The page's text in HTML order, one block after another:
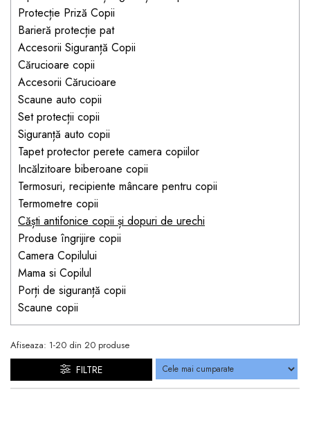
Produse de protecție
mobilier industrial
Bandă avertizare
Cărucioare copii
Accesorii Cărucioare
Set protecții copii
Scaune auto copii
Siguranță auto copii
Tapet protector perete
camera copiilor
Incălzitoare biberoane
copii
Termosuri, recipiente
mâncare pentru copii
Suzete bebe
Termometre copii
Căști antifonice copii și
dopuri de urechi
Produse îngrijire copii
Igiena copii
Jocuri de familie sau grup
Masinute, avioane,
motociclete
Jocuri de pictura si desen
Jucarii muzicale
Jucării educative copii
Biciclete și Triciclete
Protecție Priză Copii
Barieră protecție pat
Accesorii Siguranță Copii
Cărucioare copii
Accesorii Cărucioare
Scaune auto copii
Set protecții copii
Siguranță auto copii
Tapet protector perete camera copiilor
Incălzitoare biberoane copii
Termosuri, recipiente mâncare pentru copii
Termometre copii
Căști antifonice copii și dopuri de urechi
Produse îngrijire copii
Camera Copilului
Mama si Copilul
Porți de siguranță copii
Scaune copii
Afiseaza: 1-20 din 20 produse
FILTRE